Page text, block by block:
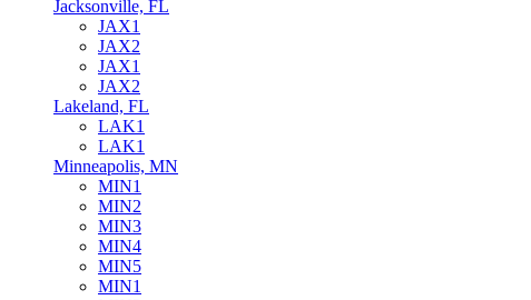
Jacksonville, FL
JAX1
JAX2
JAX1
JAX2
Lakeland, FL
LAK1
LAK1
Minneapolis, MN
MIN1
MIN2
MIN3
MIN4
MIN5
MIN1